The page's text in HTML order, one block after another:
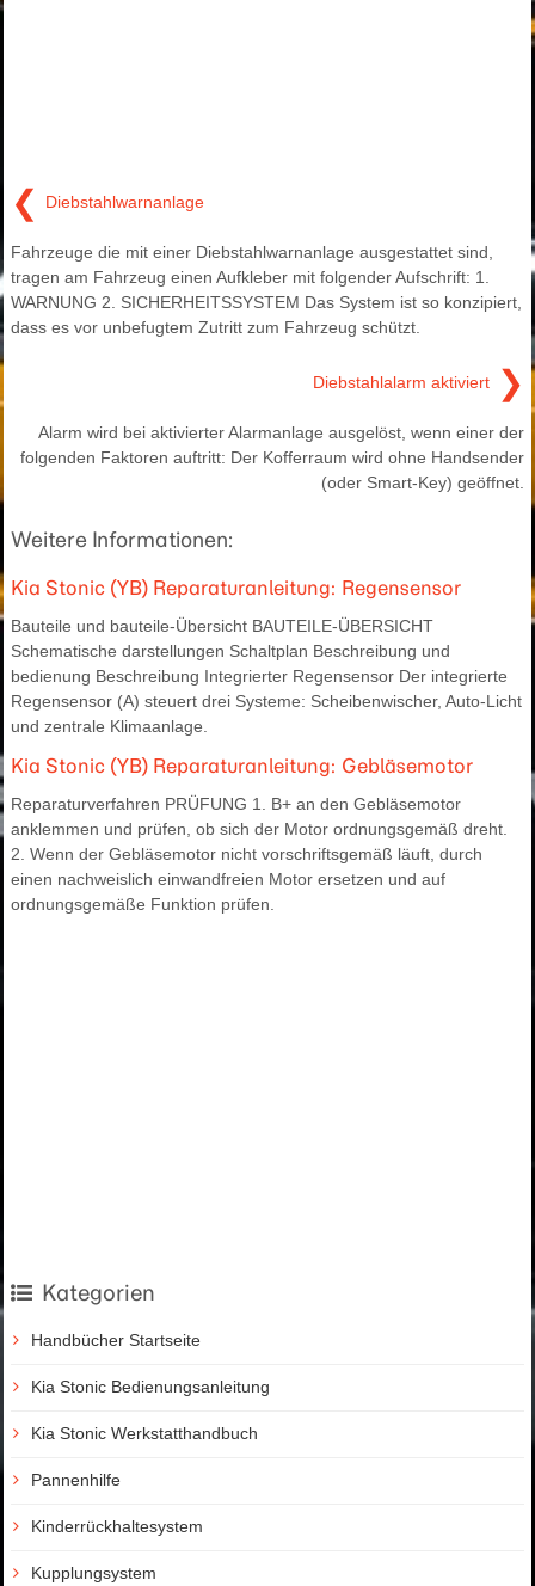
❮ Diebstahlwarnanlage
Fahrzeuge die mit einer Diebstahlwarnanlage ausgestattet sind,
tragen am Fahrzeug einen Aufkleber mit folgender Aufschrift: 1.
WARNUNG 2. SICHERHEITSSYSTEM Das System ist so konzipiert,
dass es vor unbefugtem Zutritt zum Fahrzeug schützt.
Diebstahlalarm aktiviert ❯
Alarm wird bei aktivierter Alarmanlage ausgelöst, wenn einer der
folgenden Faktoren auftritt: Der Kofferraum wird ohne Handsender
(oder Smart-Key) geöffnet.
Weitere Informationen:
Kia Stonic (YB) Reparaturanleitung: Regensensor
Bauteile und bauteile-Übersicht BAUTEILE-ÜBERSICHT
Schematische darstellungen Schaltplan Beschreibung und
bedienung Beschreibung Integrierter Regensensor Der integrierte
Regensensor (A) steuert drei Systeme: Scheibenwischer, Auto-Licht
und zentrale Klimaanlage.
Kia Stonic (YB) Reparaturanleitung: Gebläsemotor
Reparaturverfahren PRÜFUNG 1. B+ an den Gebläsemotor
anklemmen und prüfen, ob sich der Motor ordnungsgemäß dreht.
2. Wenn der Gebläsemotor nicht vorschriftsgemäß läuft, durch
einen nachweislich einwandfreien Motor ersetzen und auf
ordnungsgemäße Funktion prüfen.
Kategorien
Handbücher Startseite
Kia Stonic Bedienungsanleitung
Kia Stonic Werkstatthandbuch
Pannenhilfe
Kinderrückhaltesystem
Kupplungsystem